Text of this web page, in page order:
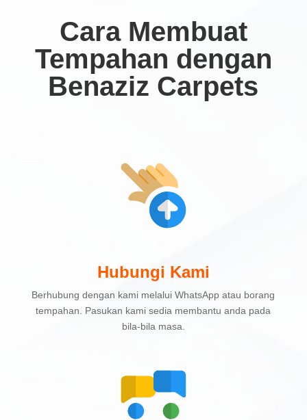
Cara Membuat
Tempahan dengan
Benaziz Carpets
Hubungi Kami
Berhubung dengan kami melalui WhatsApp atau borang
tempahan. Pasukan kami sedia membantu anda pada
bila-bila masa.